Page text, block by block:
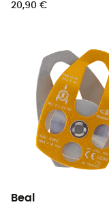
20,90 €
Beal